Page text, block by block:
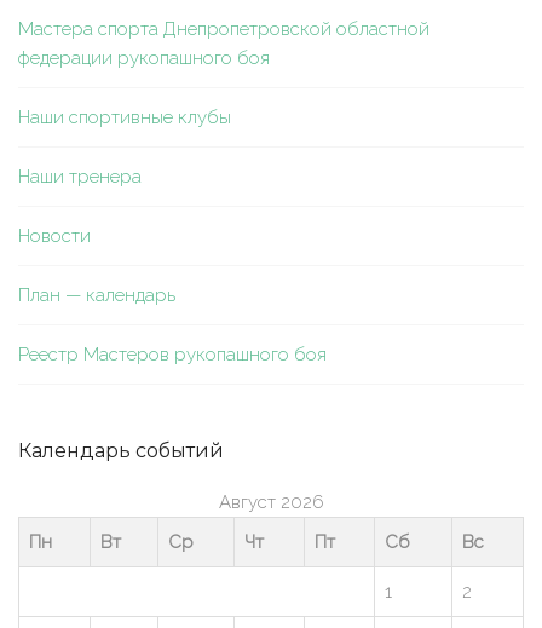
Мастера спорта Днепропетровской областной
федерации рукопашного боя
Наши спортивные клубы
Наши тренера
Новости
План — календарь
Реестр Мастеров рукопашного боя
Календарь событий
Август 2026
Пн
Вт Ср Чт Пт Сб Вс
1 2